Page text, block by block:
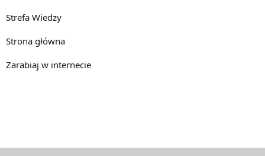
Strefa Wiedzy
Strona główna
Zarabiaj w internecie